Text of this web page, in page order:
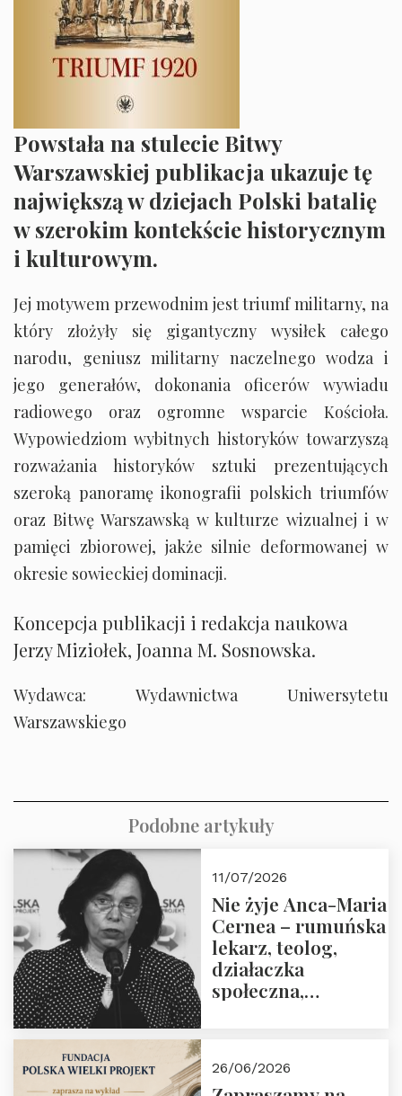
Powstała na stulecie Bitwy
Warszawskiej publikacja ukazuje tę
największą w dziejach Polski batalię
w szerokim kontekście historycznym
i kulturowym.
Jej motywem przewodnim jest triumf militarny, na
który złożyły się gigantyczny wysiłek całego
narodu, geniusz militarny naczelnego wodza i
jego generałów, dokonania oficerów wywiadu
radiowego oraz ogromne wsparcie Kościoła.
Wypowiedziom wybitnych historyków towarzyszą
rozważania historyków sztuki prezentujących
szeroką panoramę ikonografii polskich triumfów
oraz Bitwę Warszawską w kulturze wizualnej i w
pamięci zbiorowej, jakże silnie deformowanej w
okresie sowieckiej dominacji.
Koncepcja publikacji i redakcja naukowa
Jerzy Miziołek, Joanna M. Sosnowska.
Wydawca: Wydawnictwa Uniwersytetu
Warszawskiego
Podobne artykuły
11/07/2026
Nie żyje Anca-Maria
Cernea – rumuńska
lekarz, teolog,
działaczka
społeczna,
przez Fundację
26/06/2026